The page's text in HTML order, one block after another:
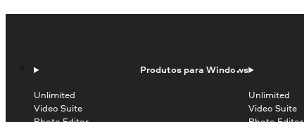
Produtos para Windows
Unlimited
Video Suite
Unlimited
Video Suite